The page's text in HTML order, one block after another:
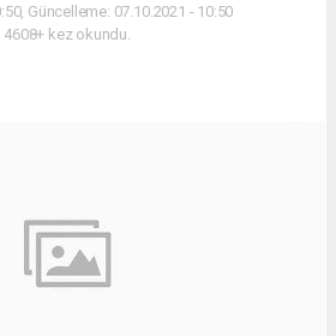
Güncelleme: 07.10.2021 - 10:50
4608+ kez okundu.